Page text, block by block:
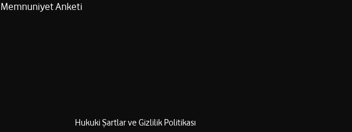
Memnuniyet Anketi
Hukuki Şartlar ve Gizlilik Politikası